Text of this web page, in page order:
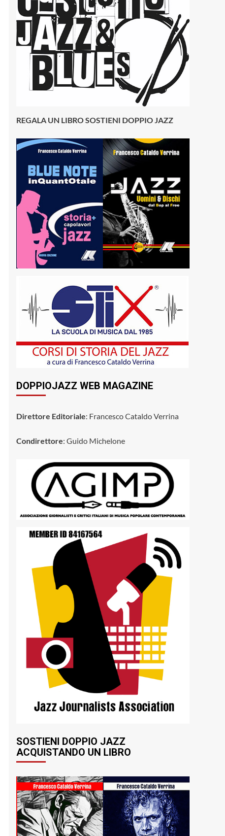
REGALA UN LIBRO SOSTIENI DOPPIO JAZZ
DOPPIOJAZZ WEB MAGAZINE
Direttore Editoriale: Francesco Cataldo Verrina
Condirettore: Guido Michelone
SOSTIENI DOPPIO JAZZ
ACQUISTANDO UN LIBRO